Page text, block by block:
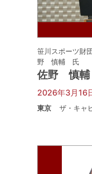
笹川スポーツ財
野 慎輔 氏
佐野 慎
2026年3月16
東京 ザ・キャ